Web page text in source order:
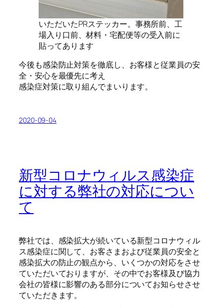
いただいたPRステッカー。事務所前、工
場入り口前、材料・宅配便等の受入前に
貼ってあります
今後も感染防止対策を徹底し、お客様と従業員の安
全・安心を最優先に考え
感染症対策に取り組んでまいります。
2020-09-04
新型コロナウィルス感染症
に対する弊社の対応につい
て
弊社では、感染拡大が続いている新型コロナウィル
ス感染症に関して、お客さまおよび従業員の安全と
感染拡大の防止の観点から、いくつかの対応をさせ
ていただいておりますが、その中でお客様及び協力
会社の皆様に影響のある部分についてお知らせさせ
ていただきます。